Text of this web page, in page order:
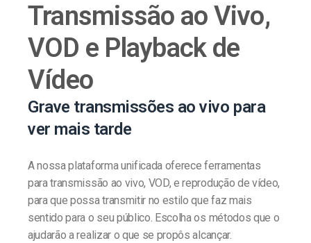
Transmissão ao Vivo,
VOD e Playback de
Vídeo
Grave transmissões ao vivo para
ver mais tarde
A nossa plataforma unificada oferece ferramentas
para transmissão ao vivo, VOD, e reprodução de vídeo,
para que possa transmitir no estilo que faz mais
sentido para o seu público. Escolha os métodos que o
ajudarão a realizar o que se propôs alcançar.